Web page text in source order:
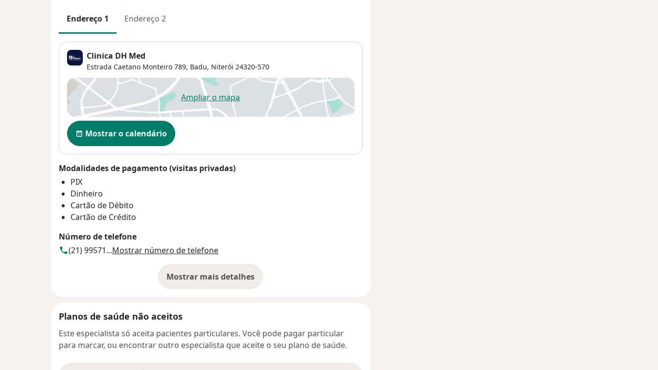
Endereço 1 Endereço 2
Clinica DH Med
Estrada Caetano Monteiro 789, Badu, Niterói 24320-570
Ampliar o mapaabre num novo separador
Disponibilidade
Mostrar o calendário
Modalidades de pagamento (visitas privadas)
PIX
Dinheiro
Cartão de Débito
Cartão de Crédito
Número de telefone
(21) 99571...Mostrar número de telefone
Mostrar mais detalhes
sobre o endereço
Planos de saúde não aceitos
Este especialista só aceita pacientes particulares. Você pode pagar particular
para marcar, ou encontrar outro especialista que aceite o seu plano de saúde.